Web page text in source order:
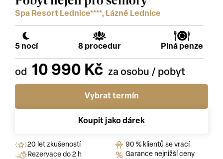
Spa Resort Lednice****, Lázně Lednice
5 nocí 8 procedur Plná penze
10 990 Kč
Vybrat termín
Koupit jako dárek
20 let zkušeností
Rezervace do 2 h
90 % klientů se vrací
Garance nejnižší ceny